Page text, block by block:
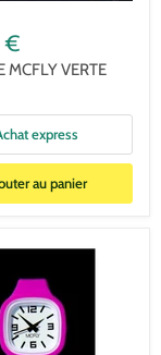
€
MCFLY VERTE
express
au panier